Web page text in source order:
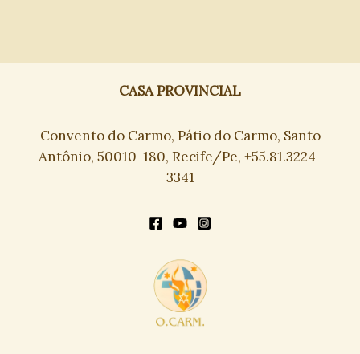
CASA PROVINCIAL
Convento do Carmo, Pátio do Carmo, Santo
Antônio, 50010-180, Recife/Pe, +55.81.3224-
3341